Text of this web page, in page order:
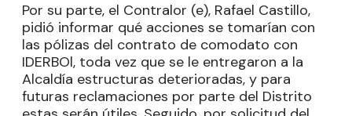
Por su parte, el Contralor (e), Rafael Castillo,
pidió informar qué acciones se tomarían con
las pólizas del contrato de comodato con
IDERBOl, toda vez que se le entregaron a la
Alcaldía estructuras deterioradas, y para
futuras reclamaciones por parte del Distrito